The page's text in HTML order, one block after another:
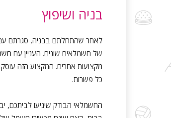
בניה ושיפוץ
לאחר שהתחלתם בבניה, סגרתם עם
של חשמלאים שונים. העניין עם
מקצועות אחרים. המקצוע הזה
כל פשרות.
החשמלאי הבודק שיגיעו